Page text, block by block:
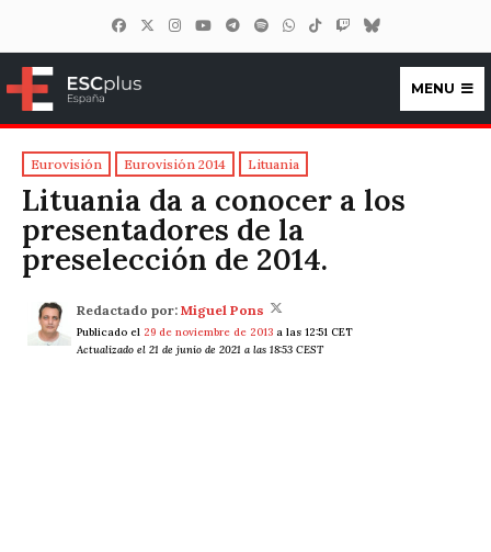
ESCplus España
MENU
Eurovisión Eurovisión 2014 Lituania
Lituania da a conocer a los
presentadores de la
preselección de 2014.
Redactado por: Miguel Pons
Publicado el 29 de noviembre de 2013 a las 12:51 CET
Actualizado el 21 de junio de 2021 a las 18:53 CEST